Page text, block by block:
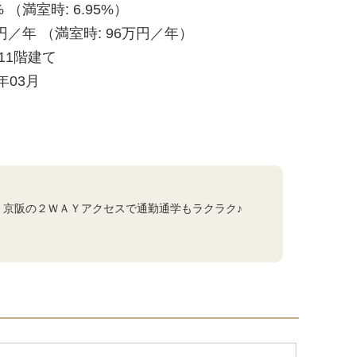
（満室時: 6.95%）
／年 （満室時: 96万円／年）
階建て
03月
阪の２ＷＡＹアクセスで通勤通学もラクラク♪